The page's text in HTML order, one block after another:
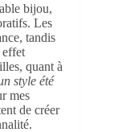
bijou,
Les
tandis
effet
quant à
style été
mes
de créer